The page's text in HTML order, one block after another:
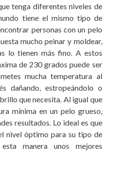
tenga diferentes niveles de
tiene el mismo tipo de
personas con un pelo
mucho peinar y moldear,
lo tienen más fino. A estos
de 230 grados puede ser
mucha temperatura al
dañando, estropeándolo o
que necesita. Al igual que
mínima en un pelo grueso,
resultados. Lo ideal es que
nivel óptimo para su tipo de
manera unos mejores